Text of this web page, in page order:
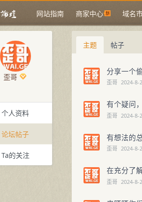
网站指南 商家中心 域名
歪哥
个人资料
论坛帖子
Ta的关注
主题 帖子
分享一个
歪哥 2024-8-
有个疑问
歪哥 2024-8-
有想法的
歪哥 2024-8-
在充分了
歪哥 2024-8-